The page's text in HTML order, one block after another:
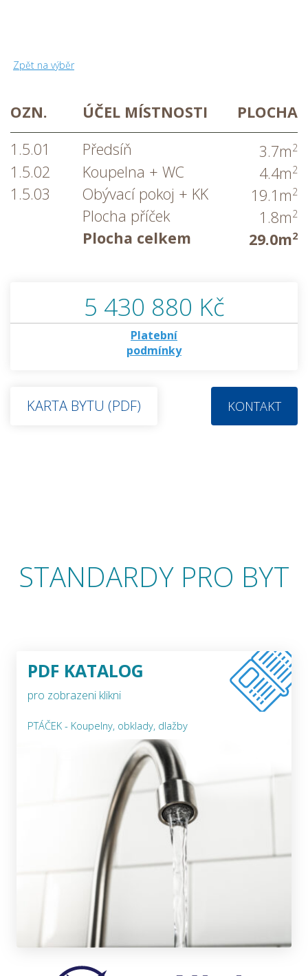
Zpět na výběr
OZN. ÚČEL MÍSTNOSTI
PLOCHA
1.5.01
Předsíň 3.7m2
1.5.02 Koupelna + WC 4.4m2
1.5.03 Obývací pokoj + KK 19.1m2
Plocha příček 1.8m2
Plocha celkem 29.0m2
5 430 880 Kč
Platební
podmínky
KARTA BYTU (PDF) KONTAKT
STANDARDY PRO BYT
PDF KATALOG
pro zobrazeni klikni
PTÁČEK - Koupelny, obklady, dlažby